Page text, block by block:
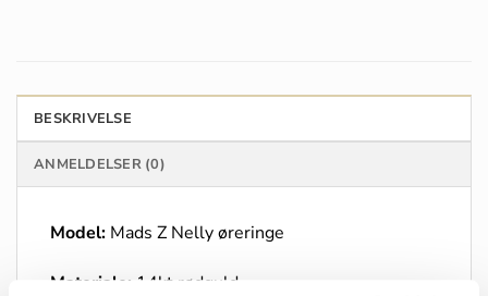
BESKRIVELSE
ANMELDELSER (0)
Model: Mads Z Nelly øreringe
Materiale: 14kt rødguld